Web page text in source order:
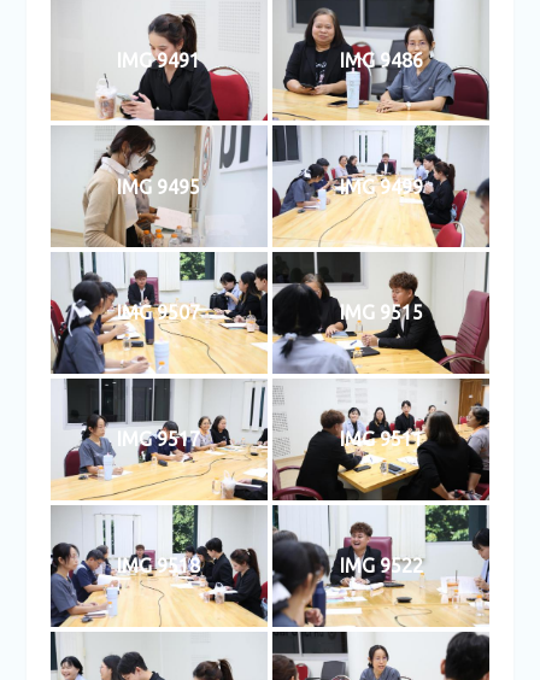
IMG 9491 IMG 9486
IMG 9495 IMG 9499
IMG 9507 IMG 9515
IMG 9517 IMG 9511
IMG 9518 IMG 9522